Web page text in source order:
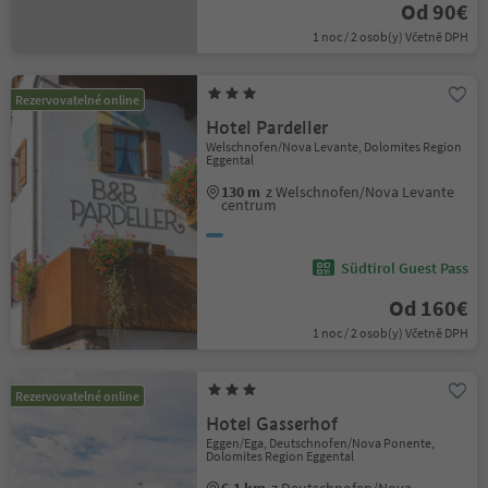
Od 90€
1 noc / 2 osob(y) Včetně DPH
Rezervovatelné online
Hotel Pardeller
Welschnofen/Nova Levante, Dolomites Region
Eggental
130 m z Welschnofen/Nova Levante
centrum
Südtirol Guest Pass
Od 160€
1 noc / 2 osob(y) Včetně DPH
Rezervovatelné online
Hotel Gasserhof
Eggen/Ega, Deutschnofen/Nova Ponente,
Dolomites Region Eggental